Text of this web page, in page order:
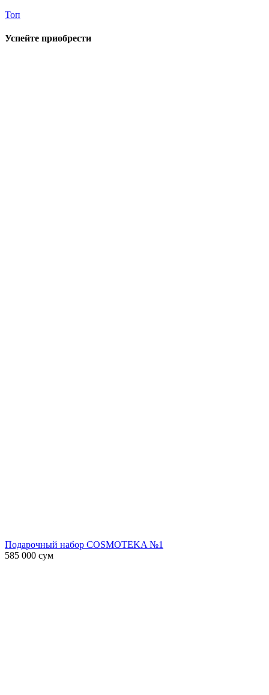
Топ
Успейте приобрести
Подарочный набор COSMOTEKA №1
585 000 сум